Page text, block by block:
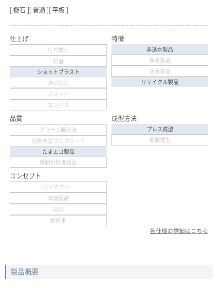
擬石 普通 平板
仕上げ
打ち放し
研磨
ショットブラスト
洗い出し
スリット
エンボス
特徴
非透水製品
保水製品
透水製品
リサイクル製品
品質
グリーン購入法
低炭素型コンクリート
たまエコ製品
景観材料推奨品
成型方法
プレス成型
振動成型
コンセプト
バリアフリー
環境配慮
防災
耐荷重
各仕様の詳細はこちら
製品概要